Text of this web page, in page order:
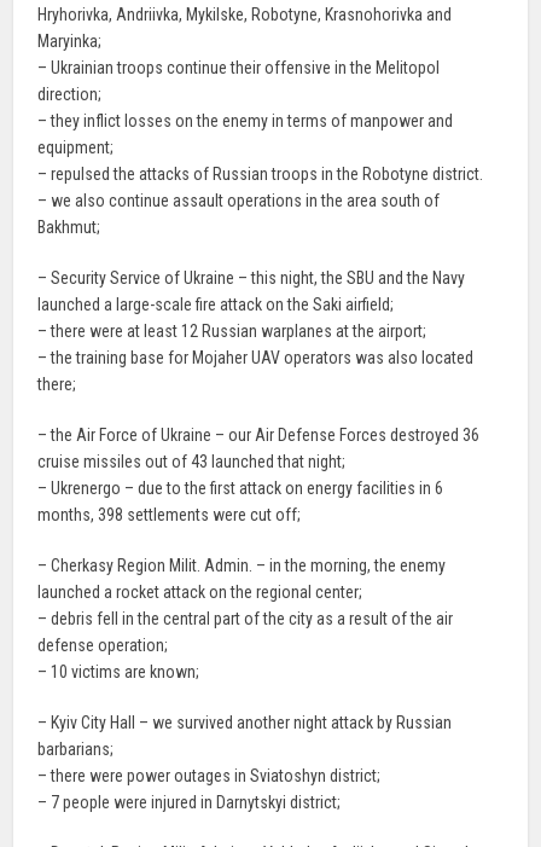
Hryhorivka, Andriivka, Mykilske, Robotyne, Krasnohorivka and
Maryinka;
– Ukrainian troops continue their offensive in the Melitopol
direction;
– they inflict losses on the enemy in terms of manpower and
equipment;
– repulsed the attacks of Russian troops in the Robotyne district.
– we also continue assault operations in the area south of
Bakhmut;
– Security Service of Ukraine – this night, the SBU and the Navy
launched a large-scale fire attack on the Saki airfield;
– there were at least 12 Russian warplanes at the airport;
– the training base for Mojaher UAV operators was also located
there;
– the Air Force of Ukraine – our Air Defense Forces destroyed 36
cruise missiles out of 43 launched that night;
– Ukrenergo – due to the first attack on energy facilities in 6
months, 398 settlements were cut off;
– Cherkasy Region Milit. Admin. – in the morning, the enemy
launched a rocket attack on the regional center;
– debris fell in the central part of the city as a result of the air
defense operation;
– 10 victims are known;
– Kyiv City Hall – we survived another night attack by Russian
barbarians;
– there were power outages in Sviatoshyn district;
– 7 people were injured in Darnytskyi district;